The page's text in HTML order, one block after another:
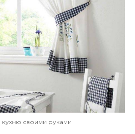
кухню своими руками